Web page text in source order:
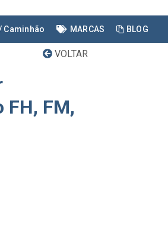
Caminhão MARCAS BLOG
VOLTAR
FH, FM,